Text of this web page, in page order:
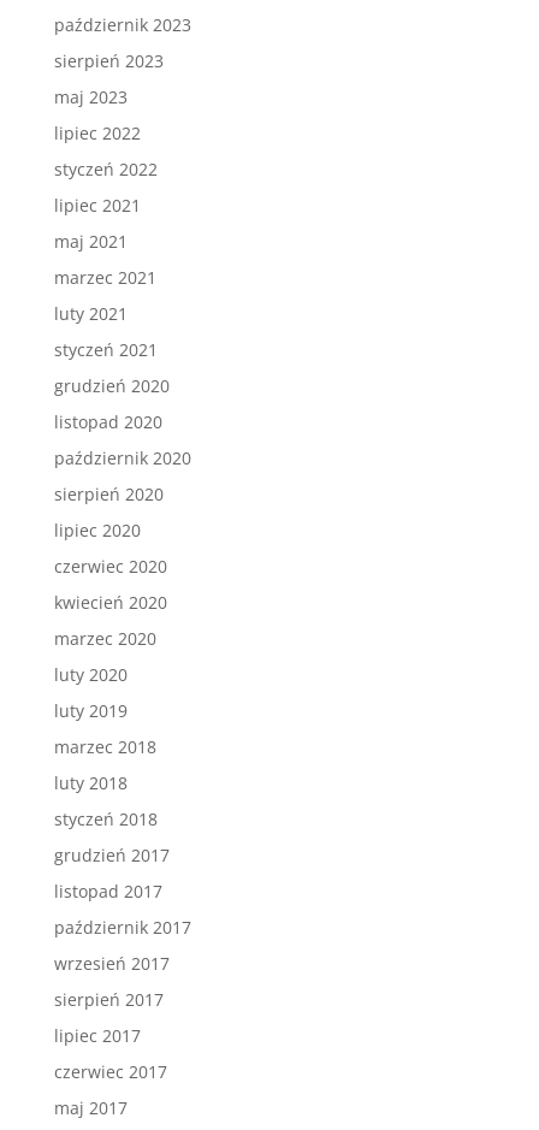
październik 2023
sierpień 2023
maj 2023
lipiec 2022
styczeń 2022
lipiec 2021
maj 2021
marzec 2021
luty 2021
styczeń 2021
grudzień 2020
listopad 2020
październik 2020
sierpień 2020
lipiec 2020
czerwiec 2020
kwiecień 2020
marzec 2020
luty 2020
luty 2019
marzec 2018
luty 2018
styczeń 2018
grudzień 2017
listopad 2017
październik 2017
wrzesień 2017
sierpień 2017
lipiec 2017
czerwiec 2017
maj 2017